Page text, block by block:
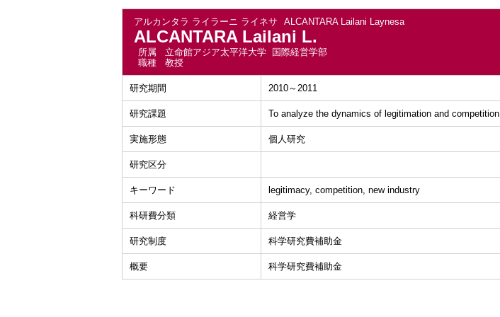
アルカンタラ ライラーニ ライネサ ALCANTARA Lailani Laynesa
ALCANTARA Lailani L.
所属
立命館アジア太平洋大学 国際経営学部
職種
教授
研究期間 2010～2011
研究課題 To analyze the dynamics of legitimation and competition
実施形態 個人研究
研究区分
キーワード legitimacy, competition, new industry
科研費分類 経営学
研究制度 科学研究費補助金
概要 科学研究費補助金